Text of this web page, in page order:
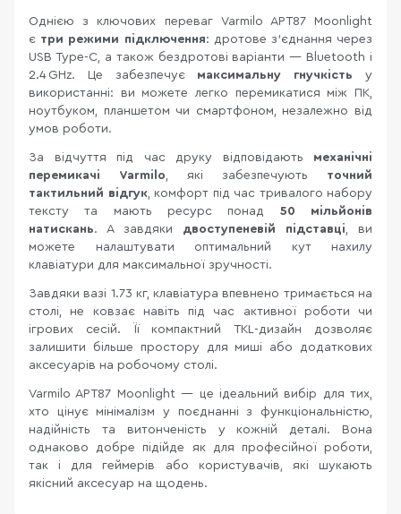
Однією з ключових переваг Varmilo APT87 Moonlight
є три режими підключення: дротове з'єднання через
USB Type-C, а також бездротові варіанти — Bluetooth і
2.4 GHz. Це забезпечує максимальну гнучкість у
використанні: ви можете легко перемикатися між ПК,
ноутбуком, планшетом чи смартфоном, незалежно від
умов роботи.
За відчуття під час друку відповідають механічні
перемикачі Varmilo, які забезпечують точний
тактильний відгук, комфорт під час тривалого набору
тексту та мають ресурс понад 50 мільйонів
натискань. А завдяки двоступеневій підставці, ви
можете налаштувати оптимальний кут нахилу
клавіатури для максимальної зручності.
Завдяки вазі 1.73 кг, клавіатура впевнено тримається на
столі, не ковзає навіть під час активної роботи чи
ігрових сесій. Її компактний TKL-дизайн дозволяє
залишити більше простору для миші або додаткових
аксесуарів на робочому столі.
Varmilo APT87 Moonlight — це ідеальний вибір для тих,
хто цінує мінімалізм у поєднанні з функціональністю,
надійність та витонченість у кожній деталі. Вона
однаково добре підійде як для професійної роботи,
так і для геймерів або користувачів, які шукають
якісний аксесуар на щодень.